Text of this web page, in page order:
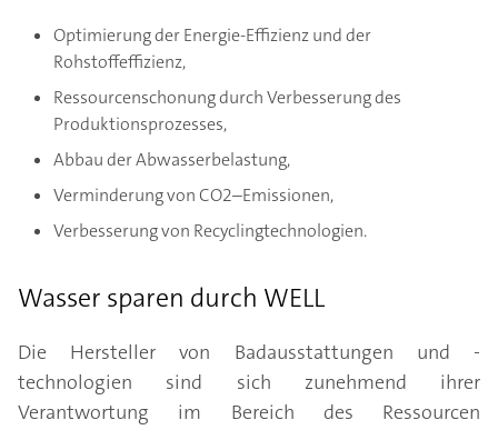
Optimierung der Energie-Effizienz und der
Rohstoffeffizienz,
Ressourcenschonung durch Verbesserung des
Produktionsprozesses,
Abbau der Abwasserbelastung,
Verminderung von CO2–Emissionen,
Verbesserung von Recyclingtechnologien.
Wasser sparen durch WELL
Die Hersteller von Badausstattungen und -
technologien sind sich zunehmend ihrer
Verantwortung im Bereich des Ressourcen